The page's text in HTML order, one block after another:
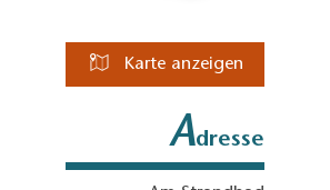
Karte anzeigen
Adresse